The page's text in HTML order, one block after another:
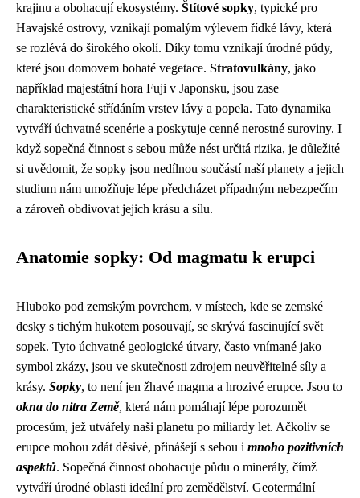
krajinu a obohacují ekosystémy. Štítové sopky, typické pro
Havajské ostrovy, vznikají pomalým výlevem řídké lávy, která
se rozlévá do širokého okolí. Díky tomu vznikají úrodné půdy,
které jsou domovem bohaté vegetace. Stratovulkány, jako
například majestátní hora Fuji v Japonsku, jsou zase
charakteristické střídáním vrstev lávy a popela. Tato dynamika
vytváří úchvatné scenérie a poskytuje cenné nerostné suroviny. I
když sopečná činnost s sebou může nést určitá rizika, je důležité
si uvědomit, že sopky jsou nedílnou součástí naší planety a jejich
studium nám umožňuje lépe předcházet případným nebezpečím
a zároveň obdivovat jejich krásu a sílu.
Anatomie sopky: Od magmatu k erupci
Hluboko pod zemským povrchem, v místech, kde se zemské
desky s tichým hukotem posouvají, se skrývá fascinující svět
sopek. Tyto úchvatné geologické útvary, často vnímané jako
symbol zkázy, jsou ve skutečnosti zdrojem neuvěřitelné síly a
krásy. Sopky, to není jen žhavé magma a hrozivé erupce. Jsou to
okna do nitra Země, která nám pomáhají lépe porozumět
procesům, jež utvářely naši planetu po miliardy let. Ačkoliv se
erupce mohou zdát děsivé, přinášejí s sebou i mnoho pozitivních
aspektů. Sopečná činnost obohacuje půdu o minerály, čímž
vytváří úrodné oblasti ideální pro zemědělství. Geotermální